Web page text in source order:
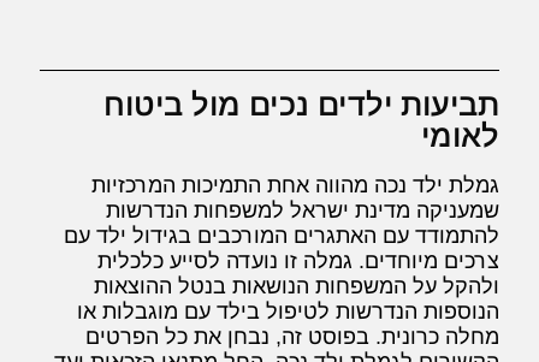
תביעות ילדים נכים מול ביטוח
לאומי
גמלת ילד נכה מהווה אחת התמיכות המרכזיות
שמעניקה מדינת ישראל למשפחות הנדרשות
להתמודד עם האתגרים המורכבים בגידול ילד עם
צרכים מיוחדים. גמלה זו נועדה לסייע כלכלית
ולהקל על המשפחות הנושאות בנטל ההוצאות
הנוספות הנדרשות לטיפול בילד עם מוגבלות או
מחלה כרונית. בפוסט זה, נבחן את כל הפרטים